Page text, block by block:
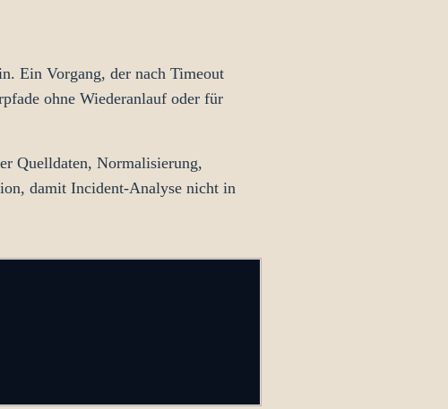
Ein Vorgang, der nach Timeout
ohne Wiederanlauf oder für
Quelldaten, Normalisierung,
damit Incident-Analyse nicht in